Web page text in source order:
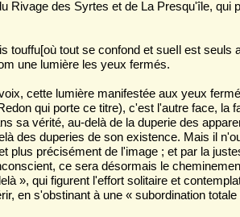
Rivage des Syrtes et de La Presqu'île, qui
touffu[où tout se confond et sueIl est
une lumière les yeux fermés.
cette lumière manifestée aux yeux
qui porte ce titre), c'est l'autre face, la
sa vérité, au-delà de la duperie des
des duperies de son existence. Mais il
plus précisément de l'image ; et par la
ce sera désormais le
», qui figurent l'effort solitaire et
en s'obstinant à une « subordination